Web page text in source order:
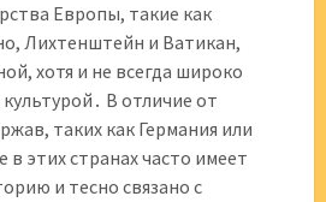
Европы, такие как
Лихтенштейн и Ватикан,
хотя и не всегда широко
В отличие от
таких как Германия или
в этих странах часто имеет
и тесно связано с